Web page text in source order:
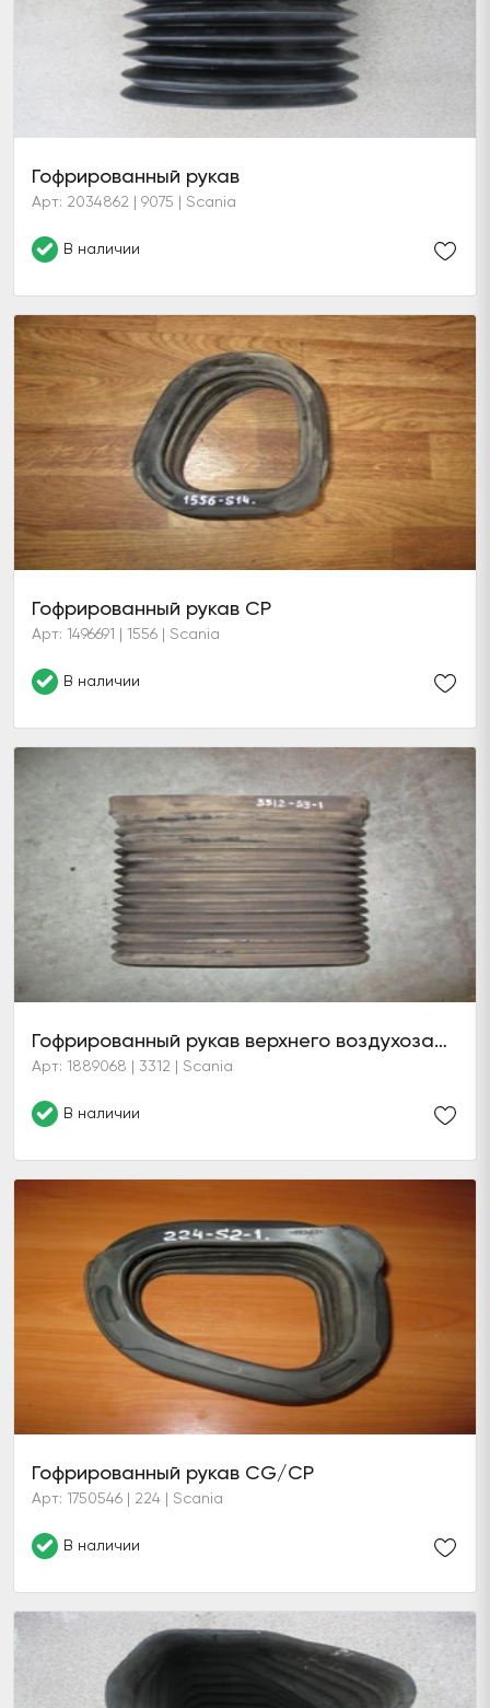
Гофрированный рукав
Арт: 2034862 | 9075 | Scania
В наличии
Гофрированный рукав CP
Арт: 1496691 | 1556 | Scania
В наличии
Гофрированный рукав верхнего воздухозаборника (самосвал)
Арт: 1889068 | 3312 | Scania
В наличии
Гофрированный рукав CG/CP
Арт: 1750546 | 224 | Scania
В наличии